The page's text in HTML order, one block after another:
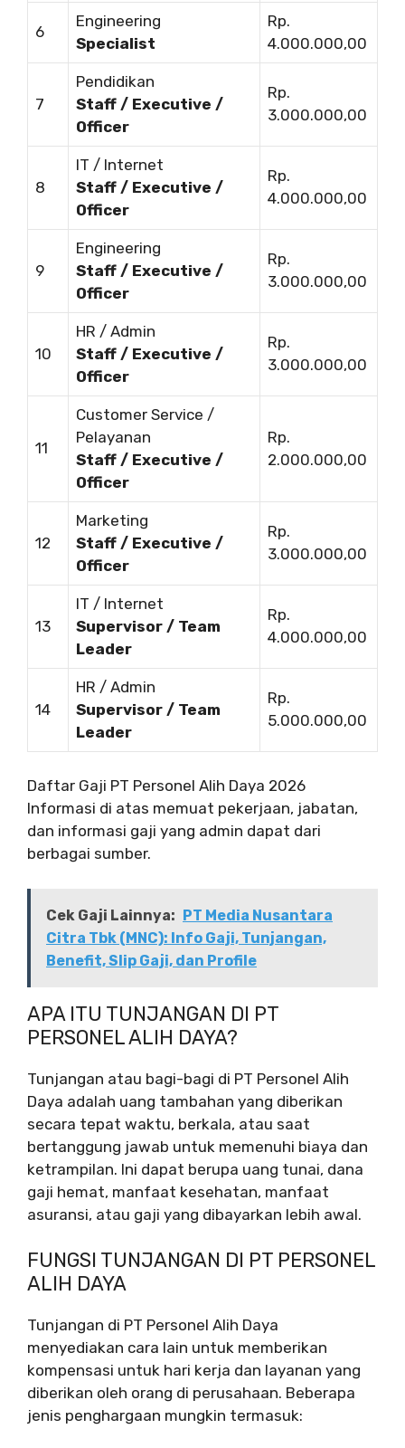
6
Engineering
Specialist
Rp.
4.000.000,00
7
Pendidikan
Staff / Executive /
Officer
Rp.
3.000.000,00
8
IT / Internet
Staff / Executive /
Officer
Rp.
4.000.000,00
9
Engineering
Staff / Executive /
Officer
Rp.
3.000.000,00
10
HR / Admin
Staff / Executive /
Officer
Rp.
3.000.000,00
11
Customer Service /
Pelayanan
Staff / Executive /
Officer
Rp.
2.000.000,00
12
Marketing
Staff / Executive /
Officer
Rp.
3.000.000,00
13
IT / Internet
Supervisor / Team
Leader
Rp.
4.000.000,00
14
HR / Admin
Supervisor / Team
Leader
Rp.
5.000.000,00
Daftar Gaji PT Personel Alih Daya 2026
Informasi di atas memuat pekerjaan, jabatan,
dan informasi gaji yang admin dapat dari
berbagai sumber.
Cek Gaji Lainnya: PT Media Nusantara
Citra Tbk (MNC): Info Gaji, Tunjangan,
Benefit, Slip Gaji, dan Profile
APA ITU TUNJANGAN DI PT
PERSONEL ALIH DAYA?
Tunjangan atau bagi-bagi di PT Personel Alih
Daya adalah uang tambahan yang diberikan
secara tepat waktu, berkala, atau saat
bertanggung jawab untuk memenuhi biaya dan
ketrampilan. Ini dapat berupa uang tunai, dana
gaji hemat, manfaat kesehatan, manfaat
asuransi, atau gaji yang dibayarkan lebih awal.
FUNGSI TUNJANGAN DI PT PERSONEL
ALIH DAYA
Tunjangan di PT Personel Alih Daya
menyediakan cara lain untuk memberikan
kompensasi untuk hari kerja dan layanan yang
diberikan oleh orang di perusahaan. Beberapa
jenis penghargaan mungkin termasuk: